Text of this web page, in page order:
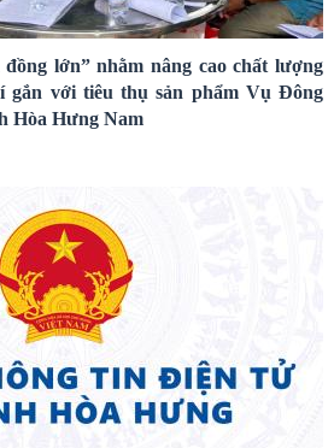
lớn” nhằm nâng cao chất lượng
gắn với tiêu thụ sản phẩm Vụ Đông
Hòa Hưng Nam